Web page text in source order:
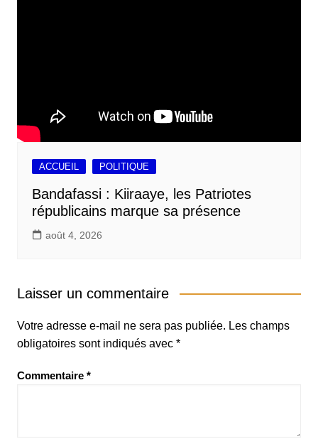
ACCUEIL POLITIQUE
Bandafassi : Kiiraaye, les Patriotes
républicains marque sa présence
août 4, 2026
Laisser un commentaire
Votre adresse e-mail ne sera pas publiée. Les champs
obligatoires sont indiqués avec *
Commentaire *